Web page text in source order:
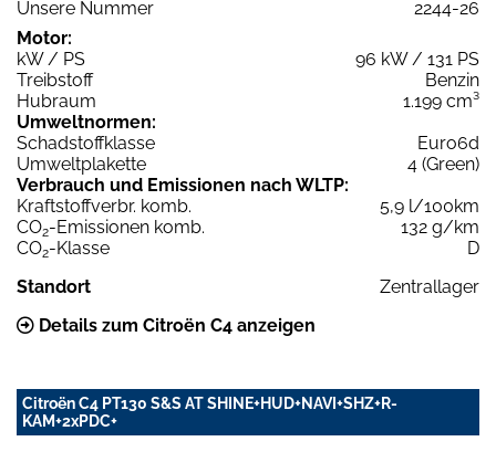
Unsere Nummer
2244-26
Motor:
kW / PS
96 kW / 131 PS
Treibstoff
Benzin
Hubraum
1.199 cm³
Umweltnormen:
Schadstoffklasse
Euro6d
Umweltplakette
4 (Green)
Verbrauch und Emissionen nach WLTP:
Kraftstoffverbr. komb.
5,9 l/100km
CO2-Emissionen komb.
132 g/km
CO2-Klasse
D
Standort
Zentrallager
Details zum Citroën C4 anzeigen
Citroën C4 PT130 S&S AT SHINE+HUD+NAVI+SHZ+R-
KAM+2xPDC+